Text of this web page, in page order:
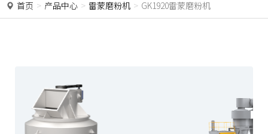
t
首页 产品中心 雷蒙磨粉机 GK1920雷蒙磨粉机
r
e
e
x